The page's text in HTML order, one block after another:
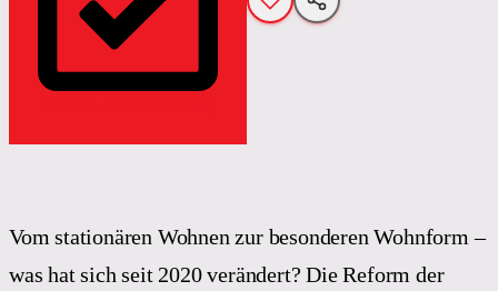
Vom stationären Wohnen zur besonderen Wohnform –
was hat sich seit 2020 verändert? Die Reform der